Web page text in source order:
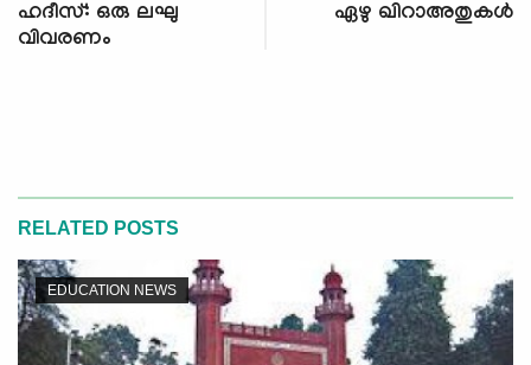
ഹദീസ്: ഒരു ലഘു
വിവരണം
ഏഴു ഖിറാഅതുകള്‍
RELATED POSTS
EDUCATION NEWS